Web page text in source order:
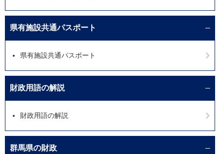
県有施設共通パスポート
県有施設共通パスポート
財政用語の解説
財政用語の解説
群馬県の財政